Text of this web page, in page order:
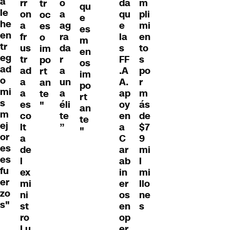
le
he
en
tr
eg
ad
o
mi
s
m
ej
or
es
es
fu
er
zo
s"
rr
on
a
fr
us
tr
ad
a
a
es
co
lt
a
de
l
ex
mi
ni
st
ro
tr
oc
es
o
im
po
rt
an
te
"
o
a
ag
ra
da
r
a
un
a
éli
te
”
qu
e
es
m
en
os
im
po
rt
an
te
"
da
qu
e
la
s
FF
.A
A.
ap
oy
en
a
C
ar
ab
in
er
os
en
op
m
pli
mi
en
to
s
po
r
m
ás
de
$7
9
mi
l
mi
llo
ne
s